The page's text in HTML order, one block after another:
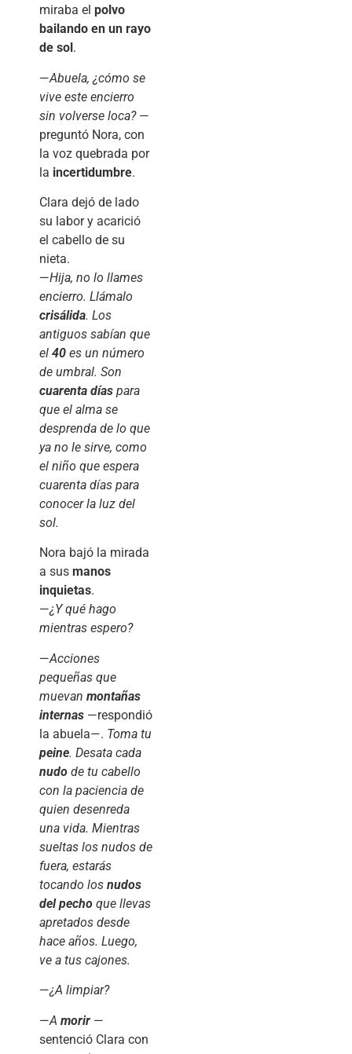
miraba el polvo
bailando en un rayo
de sol .
—Abuela, ¿cómo se
vive este encierro
sin volverse loca?—
preguntó Nora, con
la voz quebrada por
la incertidumbre.
Clara dejó de lado
su labor y acarició
el cabello de su
nieta.
—Hija, no lo llames
encierro. Llámalo
crisálida. Los
antiguos sabían que
el 40 es un número
de umbral. Son
cuarenta días para
que el alma se
desprenda de lo que
ya no le sirve, como
el niño que espera
cuarenta días para
conocer la luz del
sol.
Nora bajó la mirada
a sus manos
inquietas.
—¿Y qué hago
mientras espero?
—Acciones
pequeñas que
muevan montañas
internas —respondió
la abuela—. Toma tu
peine. Desata cada
nudo de tu cabello
con la paciencia de
quien desenreda
una vida. Mientras
sueltas los nudos de
fuera, estarás
tocando los nudos
del pecho que llevas
apretados desde
hace años. Luego,
ve a tus cajones.
—¿A limpiar?
—A morir —
sentenció Clara con